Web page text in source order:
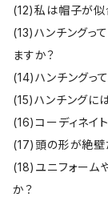
(12)私は帽子が似
(13)ハンチングっ
ますか？
(14)ハンチングっ
(15)ハンチングに
(16)コーディネイ
(17)頭の形が絶壁
(18)ユニフォーム
か？